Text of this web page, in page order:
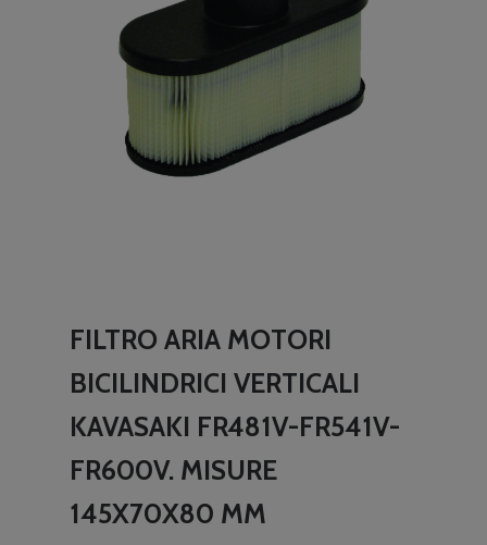
FILTRO ARIA MOTORI
BICILINDRICI VERTICALI
KAVASAKI FR481V-FR541V-
FR600V. MISURE
145X70X80 MM